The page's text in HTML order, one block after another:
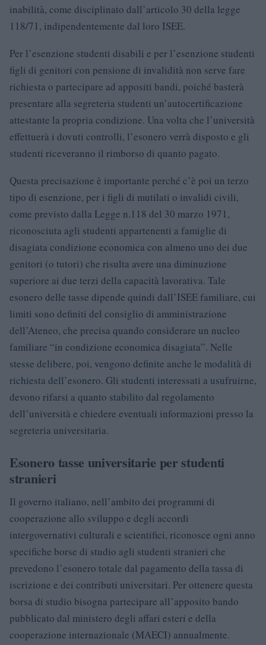
inabilità, come disciplinato dall’articolo 30 della legge
118/71, indipendentemente dal loro ISEE.
Per l’esenzione studenti disabili e per l’esenzione studenti
figli di genitori con pensione di invalidità non serve fare
richiesta o partecipare ad appositi bandi, poiché basterà
presentare alla segreteria studenti un’autocertificazione
attestante la propria condizione. Una volta che l’università
effettuerà i dovuti controlli, l’esonero verrà disposto e gli
studenti riceveranno il rimborso di quanto pagato.
Questa precisazione è importante perché c’è poi un terzo
tipo di esenzione, per i figli di mutilati o invalidi civili,
come previsto dalla Legge n.118 del 30 marzo 1971,
riconosciuta agli studenti appartenenti a famiglie di
disagiata condizione economica con almeno uno dei due
genitori (o tutori) che risulta avere una diminuzione
superiore ai due terzi della capacità lavorativa. Tale
esonero delle tasse dipende quindi dall’ISEE familiare, cui
limiti sono definiti del consiglio di amministrazione
dell’Ateneo, che precisa quando considerare un nucleo
familiare “in condizione economica disagiata”. Nelle
stesse delibere, poi, vengono definite anche le modalità di
richiesta dell’esonero. Gli studenti interessati a usufruirne,
devono rifarsi a quanto stabilito dal regolamento
dell’università e chiedere eventuali informazioni presso la
segreteria universitaria.
Esonero tasse universitarie per studenti
stranieri
Il governo italiano, nell’ambito dei programmi di
cooperazione allo sviluppo e degli accordi
intergovernativi culturali e scientifici, riconosce ogni anno
specifiche borse di studio agli studenti stranieri che
prevedono l’esonero totale dal pagamento della tassa di
iscrizione e dei contributi universitari. Per ottenere questa
borsa di studio bisogna partecipare all’apposito bando
pubblicato dal ministero degli affari esteri e della
cooperazione internazionale (MAECI) annualmente.